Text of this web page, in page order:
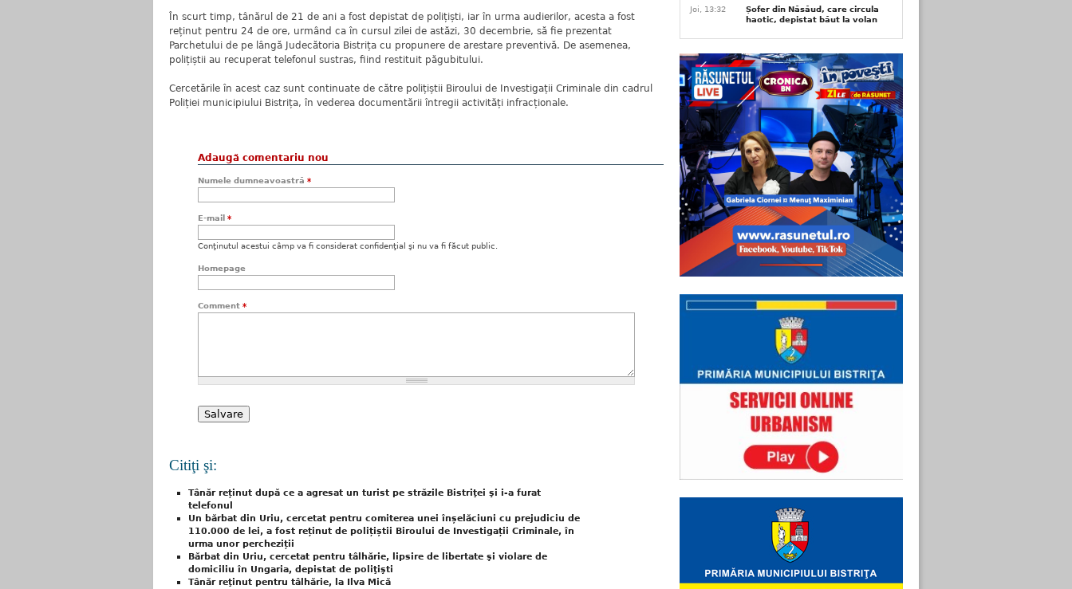
În scurt timp, tânărul de 21 de ani a fost depistat de polițiști, iar în urma audierilor, acesta a fost
reținut pentru 24 de ore, urmând ca în cursul zilei de astăzi, 30 decembrie, să fie prezentat
Parchetului de pe lângă Judecătoria Bistrița cu propunere de arestare preventivă. De asemenea,
polițiștii au recuperat telefonul sustras, fiind restituit păgubitului.
Cercetările în acest caz sunt continuate de către polițiștii Biroului de Investigații Criminale din cadrul
Poliției municipiului Bistrița, în vederea documentării întregii activități infracționale.
Adaugă comentariu nou
Numele dumneavoastră *
E-mail *
Conţinutul acestui câmp va fi considerat confidenţial şi nu va fi făcut public.
Homepage
Comment *
Citiţi şi:
Tânăr reținut după ce a agresat un turist pe străzile Bistriţei şi i-a furat
telefonul
Un bărbat din Uriu, cercetat pentru comiterea unei înșelăciuni cu prejudiciu de
110.000 de lei, a fost reținut de polițiștii Biroului de Investigații Criminale, în
urma unor percheziții
Bărbat din Uriu, cercetat pentru tâlhărie, lipsire de libertate şi violare de
domiciliu în Ungaria, depistat de poliţişti
Tânăr reţinut pentru tâlhărie, la Ilva Mică
Joi, 13:32
Șofer din Năsăud, care circula
haotic, depistat băut la volan